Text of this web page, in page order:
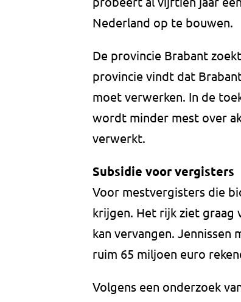
Nederland op te bouwen.
De provincie Brabant
provincie vindt dat
moet verwerken. In de
wordt minder mest over
verwerkt.
Subsidie voor vergisters
Voor mestvergisters die
krijgen. Het rijk ziet graag
kan vervangen. Jennissen
ruim 65 miljoen euro
Volgens een onderzoek